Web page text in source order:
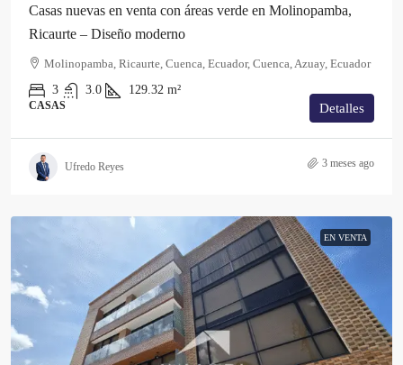
Casas nuevas en venta con áreas verde en Molinopamba,
Ricaurte – Diseño moderno
Molinopamba, Ricaurte, Cuenca, Ecuador, Cuenca, Azuay, Ecuador
3
3.0 129.32 m²
CASAS Detalles
Ufredo Reyes 3 meses ago
EN VENTA